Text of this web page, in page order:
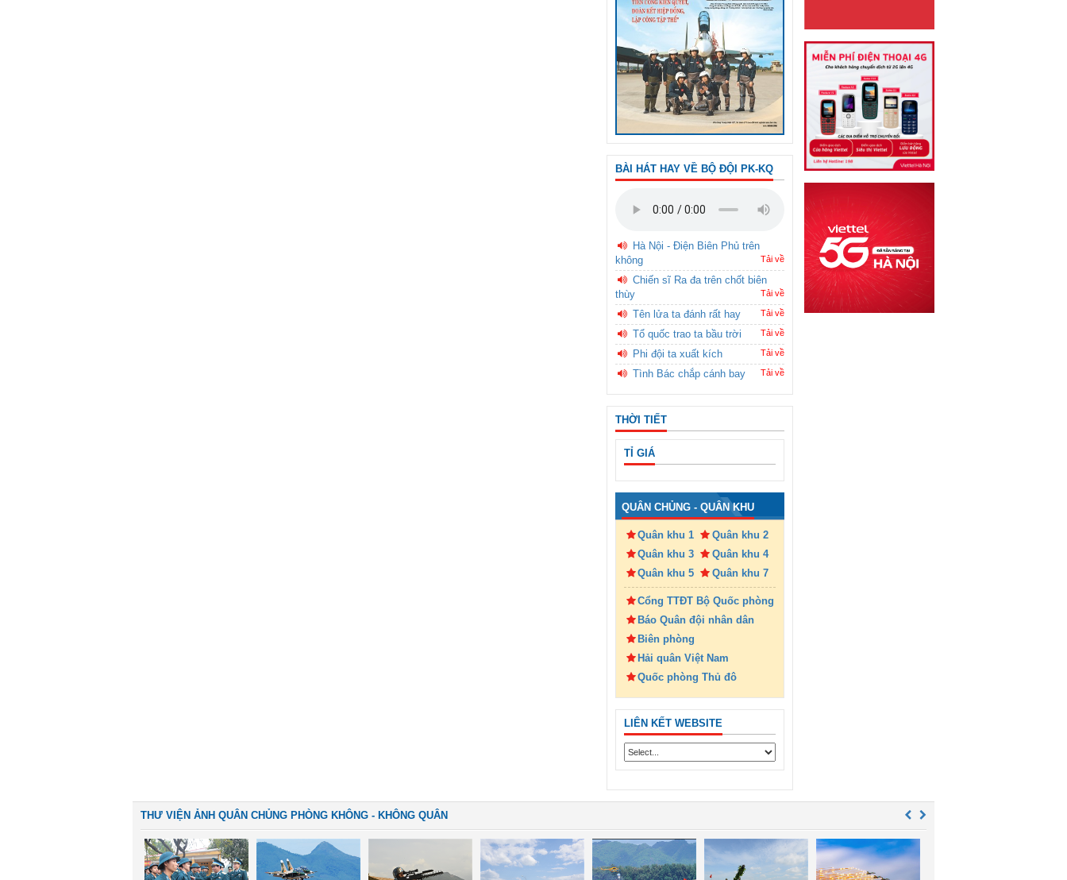
BÀI HÁT HAY VỀ BỘ ĐỘI PK-KQ
Hà Nội - Điện Biên Phủ trên
không
Tải về
Chiến sĩ Ra đa trên chốt biên
thùy
Tải về
Tên lửa ta đánh rất hay Tải về
Tổ quốc trao ta bầu trời Tải về
Phi đội ta xuất kích Tải về
Tình Bác chắp cánh bay Tải về
THỜI TIẾT
TỈ GIÁ
QUÂN CHỦNG - QUÂN KHU
Quân khu 1
Quân khu 2
Quân khu 3
Quân khu 4
Quân khu 5
Quân khu 7
Cổng TTĐT Bộ Quốc phòng
Báo Quân đội nhân dân
Biên phòng
Hải quân Việt Nam
Quốc phòng Thủ đô
LIÊN KẾT WEBSITE
THƯ VIỆN ẢNH QUÂN CHỦNG PHÒNG KHÔNG - KHÔNG QUÂN